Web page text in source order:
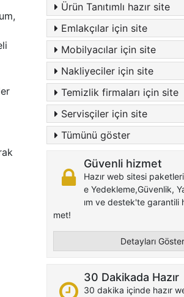
Ürün Tanıtımlı hazır site
Emlakçılar için site
Mobilyacılar için site
Nakliyeciler için site
Temizlik firmaları için site
Servisçiler için site
Tümünü göster
Güvenli hizmet
Hazır web sitesi
e Yedekleme,Güvenlik,
ım ve destek'te garantili
met!
Detayları
30 Dakikada Hazır
30 dakika içinde hazır